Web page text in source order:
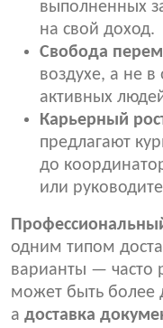
выполненных
на свой доход.
Свобода
воздухе, а не в
активных
Карьерный
предлагают
до
или
одним типом
варианты — часто
может быть более
а доставка